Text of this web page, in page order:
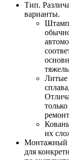
Тип.
варианты.
Литые
их
Монтажный
для